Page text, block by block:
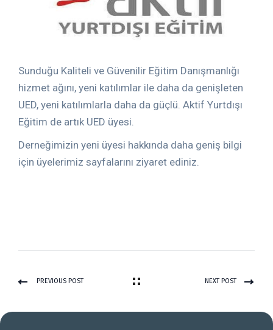
Sunduğu Kaliteli ve Güvenilir Eğitim Danışmanlığı
hizmet ağını, yeni katılımlar ile daha da genişleten
UED, yeni katılımlarla daha da güçlü. Aktif Yurtdışı
Eğitim de artık UED üyesi.
Derneğimizin yeni üyesi hakkında daha geniş bilgi
için üyelerimiz sayfalarını ziyaret ediniz.
PREVIOUS POST NEXT POST